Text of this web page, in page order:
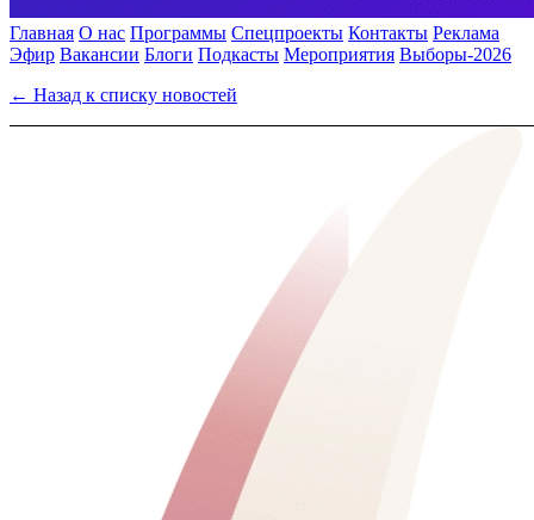
Главная О нас Программы Спецпроекты Контакты Реклама
Эфир Вакансии Блоги Подкасты Мероприятия Выборы-2026
← Назад к списку новостей